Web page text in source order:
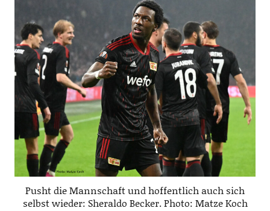
Pusht die Mannschaft und hoffentlich auch sich
selbst wieder: Sheraldo Becker. Photo: Matze Koch